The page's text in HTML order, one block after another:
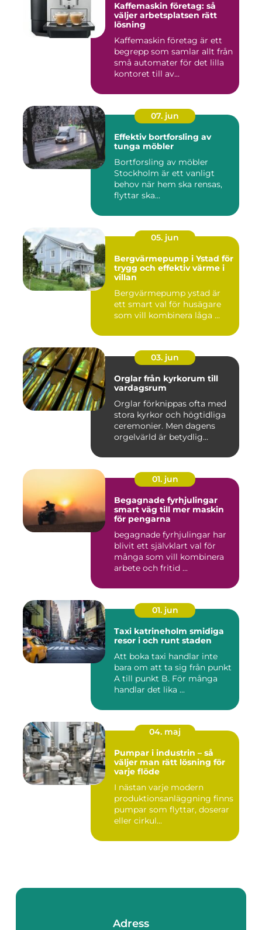
Kaffemaskin företag: så
väljer arbetsplatsen rätt
lösning
Kaffemaskin företag är ett
begrepp som samlar allt från
små automater för det lilla
kontoret till av...
07. jun
Effektiv bortforsling av
tunga möbler
Bortforsling av möbler
Stockholm är ett vanligt
behov när hem ska rensas,
flyttar ska...
05. jun
Bergvärmepump i Ystad för
trygg och effektiv värme i
villan
Bergvärmepump ystad är
ett smart val för husägare
som vill kombinera låga ...
03. jun
Orglar från kyrkorum till
vardagsrum
Orglar förknippas ofta med
stora kyrkor och högtidliga
ceremonier. Men dagens
orgelvärld är betydlig...
01. jun
Begagnade fyrhjulingar
smart väg till mer maskin
för pengarna
begagnade fyrhjulingar har
blivit ett självklart val för
många som vill kombinera
arbete och fritid ...
01. jun
Taxi katrineholm smidiga
resor i och runt staden
Att boka taxi handlar inte
bara om att ta sig från punkt
A till punkt B. För många
handlar det lika ...
04. maj
Pumpar i industrin – så
väljer man rätt lösning för
varje flöde
I nästan varje modern
produktionsanläggning finns
pumpar som flyttar, doserar
eller cirkul...
Adress